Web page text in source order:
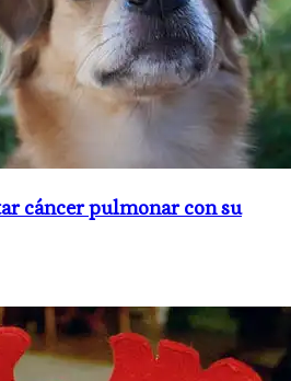
cáncer pulmonar con su